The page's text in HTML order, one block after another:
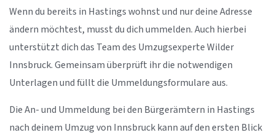
Wenn du bereits in Hastings wohnst und nur deine Adresse
ändern möchtest, musst du dich ummelden. Auch hierbei
unterstützt dich das Team des Umzugsexperte Wilder
Innsbruck. Gemeinsam überprüft ihr die notwendigen
Unterlagen und füllt die Ummeldungsformulare aus.
Die An- und Ummeldung bei den Bürgerämtern in Hastings
nach deinem Umzug von Innsbruck kann auf den ersten Blick